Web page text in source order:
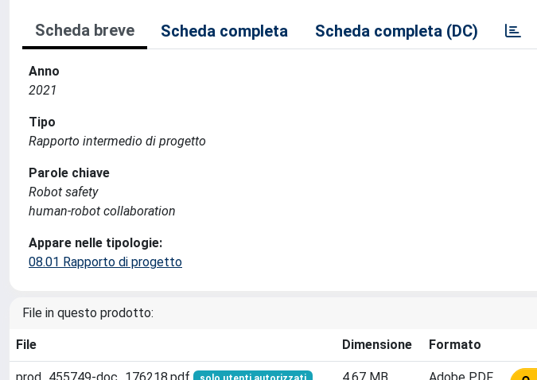
Scheda breve Scheda completa Scheda completa (DC)
Anno
2021
Tipo
Rapporto intermedio di progetto
Parole chiave
Robot safety
human-robot collaboration
Appare nelle tipologie:
08.01 Rapporto di progetto
File in questo prodotto:
File Dimensione Formato